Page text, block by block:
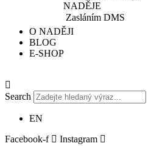
NADĚJE
Zasláním DMS
O NADĚJI
BLOG
E-SHOP
Search
EN
Facebook-f
Instagram